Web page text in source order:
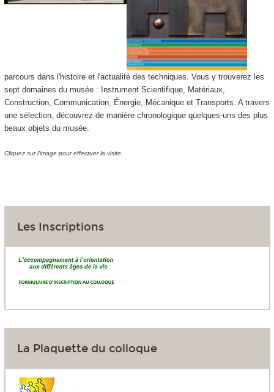
parcours dans l'histoire et l'actualité des techniques. Vous y trouverez les
sept domaines du musée : Instrument Scientifique, Matériaux,
Construction, Communication, Énergie, Mécanique et Transports. A travers
une sélection, découvrez de manière chronologique quelques-uns des plus
beaux objets du musée.
Cliquez sur l'image pour effectuer la visite.
Les Inscriptions
La Plaquette du colloque